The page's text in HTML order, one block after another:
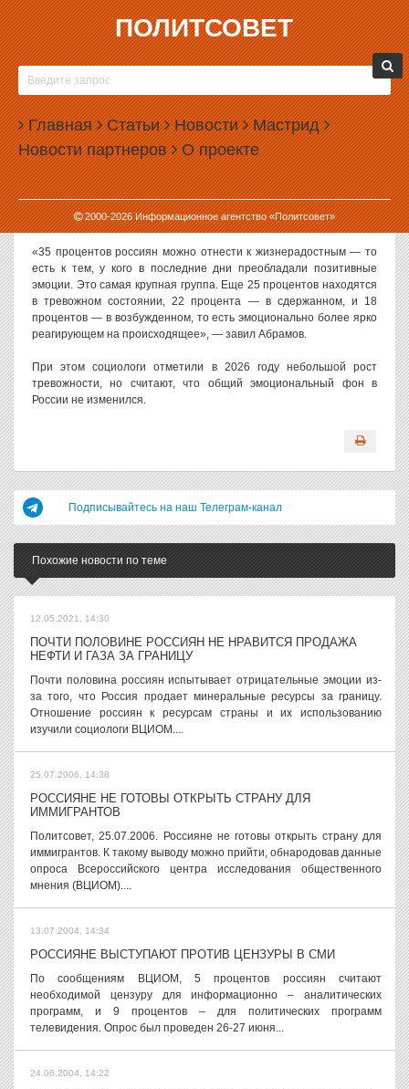
ПОЛИТСОВЕТ
Главная Статьи Новости Мастрид
Новости партнеров О проекте
2000-2026Информационное агентство «Политсовет»
09.06.2026, 11:50
ВЦИОМ НАСЧИТАЛ 35% ЖИЗНЕРАДОСТНЫХ
РОССИЯН
Государственный аналитический центр ВЦИОМ посчитал, что в
России насчитывается 35% жизнерадостных людей,
испытывающих позитивные эмоции.
Такие выводы озвучил гендиректор фонда ВЦИОМ Константин
Абрамов. Его словаприводит«Лента.ру».
«35 процентов россиян можно отнести к жизнерадостным — то
есть к тем, у кого в последние дни преобладали позитивные
эмоции. Это самая крупная группа. Еще 25 процентов находятся
в тревожном состоянии, 22 процента — в сдержанном, и 18
процентов — в возбужденном, то есть эмоционально более ярко
реагирующем на происходящее», — завил Абрамов.
При этом социологи отметили в 2026 году небольшой рост
тревожности, но считают, что общий эмоциональный фон в
России не изменился.
Подписывайтесь на наш Телеграм-канал
Похожие новости по теме
12.05.2021, 14:30
ПОЧТИ ПОЛОВИНЕ РОССИЯН НЕ НРАВИТСЯ ПРОДАЖА
НЕФТИ И ГАЗА ЗА ГРАНИЦУ
Почти половина россиян испытывает отрицательные эмоции из-
за того, что Россия продает минеральные ресурсы за границу.
Отношение россиян к ресурсам страны и их использованию
изучили социологи ВЦИОМ....
25.07.2006, 14:38
РОССИЯНЕ НЕ ГОТОВЫ ОТКРЫТЬ СТРАНУ ДЛЯ
ИММИГРАНТОВ
Политсовет, 25.07.2006. Россияне не готовы открыть страну для
иммигрантов. К такому выводу можно прийти, обнародовав данные
опроса Всероссийского центра исследования общественного
мнения (ВЦИОМ)....
13.07.2004, 14:34
РОССИЯНЕ ВЫСТУПАЮТ ПРОТИВ ЦЕНЗУРЫ В СМИ
По сообщениям ВЦИОМ, 5 процентов россиян считают
необходимой цензуру для информационно – аналитических
программ, и 9 процентов – для политических программ
телевидения. Опрос был проведен 26-27 июня...
24.06.2004, 14:22